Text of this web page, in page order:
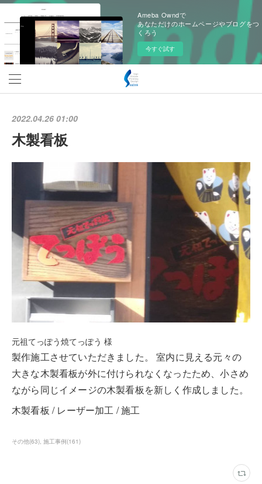
Ameba Owndで
あなただけのホームページやブログをつ
くろう
今すぐ試す
2022.04.26 01:00
木製看板
元祖てっぽう焼てっぽう 様
製作施工させていただきました。 室内に見える元々の
大きな木製看板が外に付けられなくなったため、小さめ
ながら同じイメージの木製看板を新しく作成しました。
木製看板 / レーザー加工 / 施工
その他(63) 施工事例(161)